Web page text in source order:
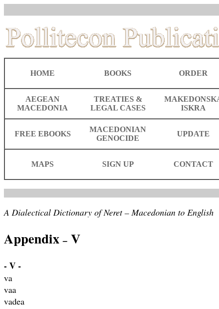
HOME BOOKS ORDER
AEGEAN
MACEDONIA
TREATIES &
LEGAL CASES
ISKRA
FREE EBOOKS
MACEDONIAN
GENOCIDE
UPDATE
MAPS SIGN UP CONTACT
A Dialectical Dictionary of Neret – Macedonian to English
Appendix– V
- V -
va
vaa
vadea